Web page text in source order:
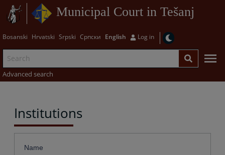
Municipal Court in Tešanj
Bosanski Hrvatski Srpski Српски English Log in
Advanced search
Institutions
Name